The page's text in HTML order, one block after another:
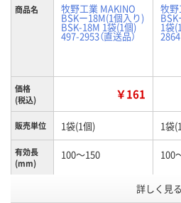
商品名 牧野工業 MAKINO
BSKー18M(1個入り)
BSK-18M 1袋(1個)
497-2953（直送品）
牧野
1袋
2864
価格
(税込)
￥161
販売単位 1袋(1個) 1袋
有効長
(mm)
100～150 100
詳しく見る